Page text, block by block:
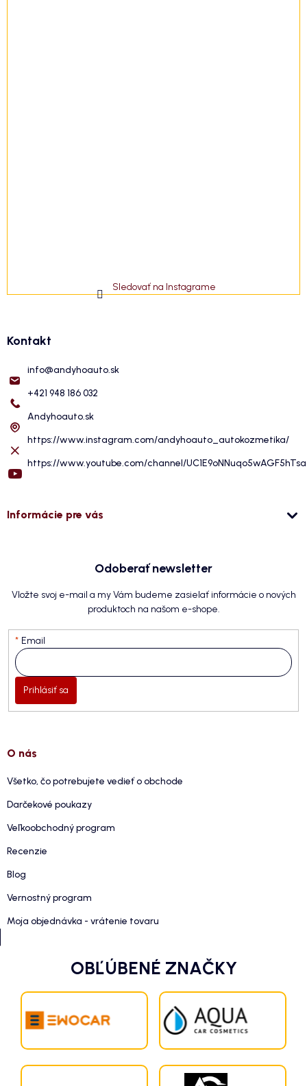
Sledovať na Instagrame
Kontakt
info@andyhoauto.sk
+421 948 186 032
Andyhoauto.sk
https://www.instagram.com/andyhoauto_autokozmetika/
https://www.youtube.com/channel/
Informácie pre vás
Odoberať newsletter
Vložte svoj e-mail a my Vám budeme zasielať informácie o nových
produktoch na našom e-shope.
Email
Prihlásiť sa
O nás
Všetko, čo potrebujete vedieť o obchode
Darčekové poukazy
Veľkoobchodný program
Recenzie
Blog
Vernostný program
Moja objednávka - vrátenie tovaru
OBĽÚBENÉ ZNAČKY